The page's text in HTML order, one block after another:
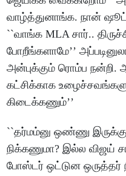
வாழ்த்துனாங்க. நான்
``வாங்க MLA சார்..
போறீங்களாமே’’
அன்புக்கும் ரொம்ப நன்றி.
கட்சிக்காக
கிடைக்கணும்’’
``தர்மம்னு ஒண்ணு இருக்கு.
நிக்கணுமா? இல்ல விஜய்
போஸ்டர் ஒட்டுன ஒருத்தர்